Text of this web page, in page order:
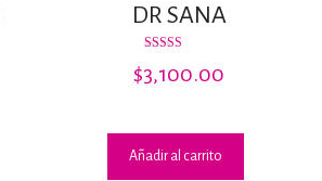
DR SANA
con
$3,100.00
Añadir al carrito